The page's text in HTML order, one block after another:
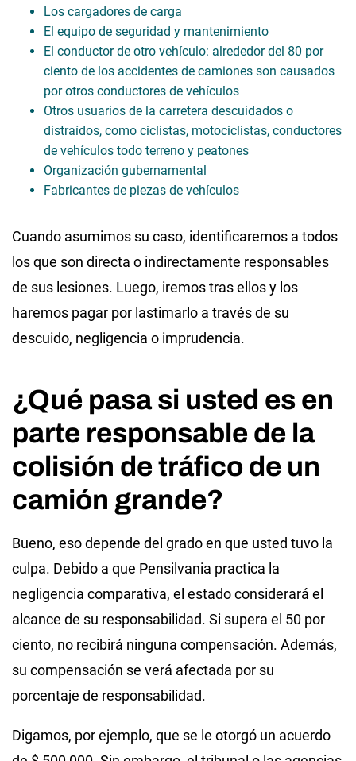
Los cargadores de carga
El equipo de seguridad y mantenimiento
El conductor de otro vehículo: alrededor del 80 por
ciento de los accidentes de camiones son causados ​​
por otros conductores de vehículos
Otros usuarios de la carretera descuidados o
distraídos, como ciclistas, motociclistas, conductores
de vehículos todo terreno y peatones
Organización gubernamental
Fabricantes de piezas de vehículos
Cuando asumimos su caso, identificaremos a todos
los que son directa o indirectamente responsables
de sus lesiones. Luego, iremos tras ellos y los
haremos pagar por lastimarlo a través de su
descuido, negligencia o imprudencia.
¿Qué pasa si usted es en
parte responsable de la
colisión de tráfico de un
camión grande?
Bueno, eso depende del grado en que usted tuvo la
culpa. Debido a que Pensilvania practica la
negligencia comparativa, el estado considerará el
alcance de su responsabilidad. Si supera el 50 por
ciento, no recibirá ninguna compensación. Además,
su compensación se verá afectada por su
porcentaje de responsabilidad.
Digamos, por ejemplo, que se le otorgó un acuerdo